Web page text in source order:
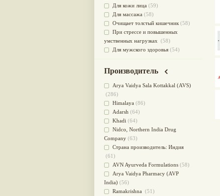
Для кожи лица (59)
Для массажа (58)
Очищает толстый кишечник (58)
При стрессе и повышенных
умственных нагрузках (58)
Для мужского здоровья (54)
применения
(51)
Для приготовления пищи(49)
от инфекций мочеполовой
системы(49)
Для стабилизации деятельности
ЦНС(47)
для суставов(47)
Лечит опухоли и отеки
Для медитации(44)
выводит токсины
Для здоровья печени(41)
Для тела(39)
для очищения крови
При диабете (38)
Производитель
Arya Vaidya Sala Kottakkal (AVS)
(286)
Himalaya (86)
Adarsh (64)
Khadi (64)
Nidсo, Northern India Drug
Company (63)
Страна производитель: Индия
(61)
AVN Ayurveda Formulations (58)
Arya Vaidya Pharmacy (AVP
India) (56)
Ramakrishna (51)